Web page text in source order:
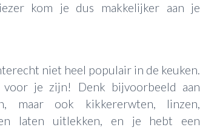
kom je dus makkelijker aan je
niet heel populair in de keuken.
je zijn! Denk bijvoorbeeld aan
maar ook kikkererwten, linzen,
en laten uitlekken, en je hebt een